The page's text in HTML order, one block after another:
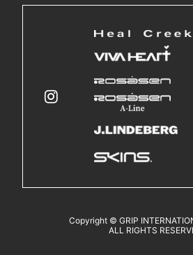
Copyright © GRIP
ALL RIGHTS